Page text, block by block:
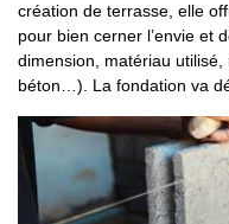
création de terrasse, elle
pour bien cerner l’envie et
dimension, matériau
béton…). La fondation va